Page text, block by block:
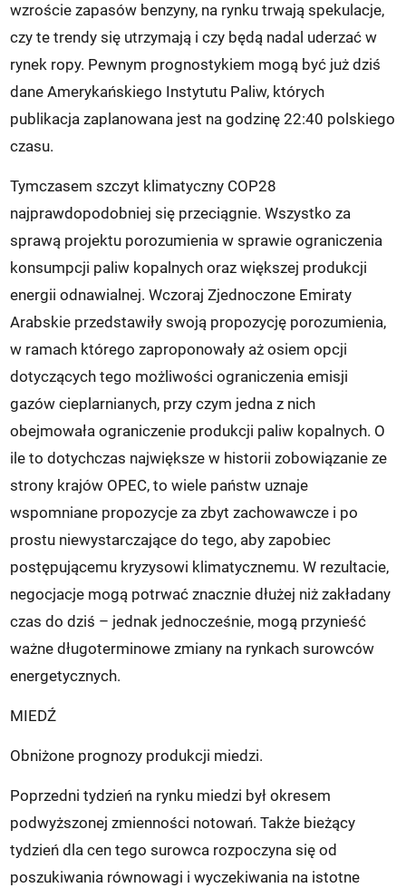
wzroście zapasów benzyny, na rynku trwają spekulacje,
czy te trendy się utrzymają i czy będą nadal uderzać w
rynek ropy. Pewnym prognostykiem mogą być już dziś
dane Amerykańskiego Instytutu Paliw, których
publikacja zaplanowana jest na godzinę 22:40 polskiego
czasu.
Tymczasem szczyt klimatyczny COP28
najprawdopodobniej się przeciągnie. Wszystko za
sprawą projektu porozumienia w sprawie ograniczenia
konsumpcji paliw kopalnych oraz większej produkcji
energii odnawialnej. Wczoraj Zjednoczone Emiraty
Arabskie przedstawiły swoją propozycję porozumienia,
w ramach którego zaproponowały aż osiem opcji
dotyczących tego możliwości ograniczenia emisji
gazów cieplarnianych, przy czym jedna z nich
obejmowała ograniczenie produkcji paliw kopalnych. O
ile to dotychczas największe w historii zobowiązanie ze
strony krajów OPEC, to wiele państw uznaje
wspomniane propozycje za zbyt zachowawcze i po
prostu niewystarczające do tego, aby zapobiec
postępującemu kryzysowi klimatycznemu. W rezultacie,
negocjacje mogą potrwać znacznie dłużej niż zakładany
czas do dziś – jednak jednocześnie, mogą przynieść
ważne długoterminowe zmiany na rynkach surowców
energetycznych.
MIEDŹ
Obniżone prognozy produkcji miedzi.
Poprzedni tydzień na rynku miedzi był okresem
podwyższonej zmienności notowań. Także bieżący
tydzień dla cen tego surowca rozpoczyna się od
poszukiwania równowagi i wyczekiwania na istotne